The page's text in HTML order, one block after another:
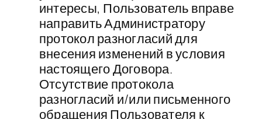
интересы, Пользователь вправе
направить Администратору
протокол разногласий для
внесения изменений в условия
настоящего Договора.
Отсутствие протокола
разногласий и/или письменного
обращения Пользователя к